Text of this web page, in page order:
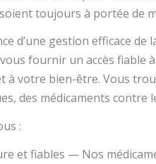
toujours à portée de
d’une gestion efficace
fournir un accès
votre bien-être. Vous
des médicaments contre
:
et fiables — Nos